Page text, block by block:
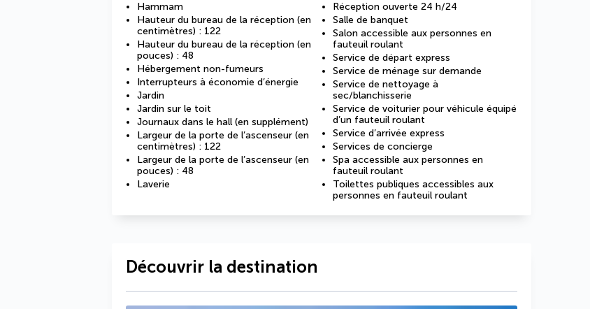
Hammam
Hauteur du bureau de la réception (en
centimètres) : 122
Hauteur du bureau de la réception (en
pouces) : 48
Hébergement non-fumeurs
Interrupteurs à économie d’énergie
Jardin
Jardin sur le toit
Journaux dans le hall (en supplément)
Largeur de la porte de l’ascenseur (en
centimètres) : 122
Largeur de la porte de l’ascenseur (en
pouces) : 48
Laverie
Réception ouverte 24 h/24
Salle de banquet
Salon accessible aux personnes en
fauteuil roulant
Service de départ express
Service de ménage sur demande
Service de nettoyage à
sec/blanchisserie
Service de voiturier pour véhicule équipé
d’un fauteuil roulant
Service d’arrivée express
Services de concierge
Spa accessible aux personnes en
fauteuil roulant
Toilettes publiques accessibles aux
personnes en fauteuil roulant
Découvrir la destination